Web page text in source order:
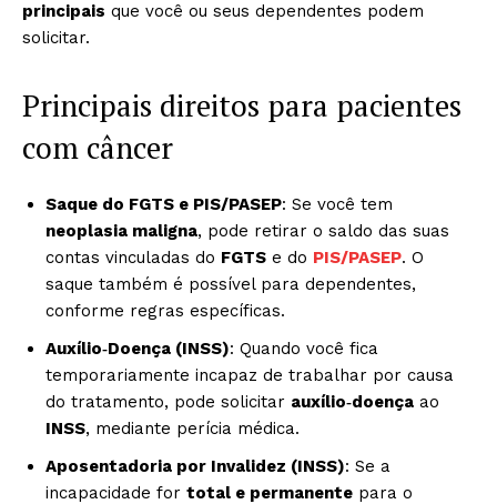
principais que você ou seus dependentes podem
solicitar.
Principais direitos para pacientes
com câncer
Saque do FGTS e PIS/PASEP: Se você tem
neoplasia maligna, pode retirar o saldo das suas
contas vinculadas do FGTS e do PIS/PASEP. O
saque também é possível para dependentes,
conforme regras específicas.
Auxílio‑Doença (INSS): Quando você fica
temporariamente incapaz de trabalhar por causa
do tratamento, pode solicitar auxílio‑doença ao
INSS, mediante perícia médica.
Aposentadoria por Invalidez (INSS): Se a
incapacidade for total e permanente para o